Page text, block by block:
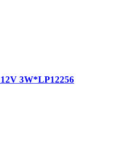
3W*LP12256